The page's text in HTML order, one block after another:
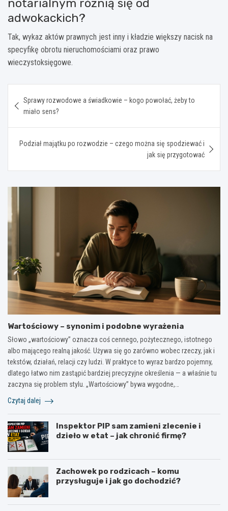
notarialnym różnią się od
adwokackich?
Tak, wykaz aktów prawnych jest inny i kładzie większy nacisk na
specyfikę obrotu nieruchomościami oraz prawo
wieczystoksięgowe.
wpisu
Sprawy rozwodowe a świadkowie – kogo powołać, żeby to
miało sens?
Podział majątku po rozwodzie – czego można się spodziewać i
jak się przygotować
Wartościowy – synonim i podobne wyrażenia
Słowo „wartościowy” oznacza coś cennego, pożytecznego, istotnego
albo mającego realną jakość. Używa się go zarówno wobec rzeczy, jak i
tekstów, działań, relacji czy ludzi. W praktyce to wyraz bardzo pojemny,
dlatego łatwo nim zastąpić bardziej precyzyjne określenia — a właśnie tu
zaczyna się problem stylu. „Wartościowy” bywa wygodne,…
Czytaj dalej
Inspektor PIP sam zamieni zlecenie i
dzieło w etat – jak chronić firmę?
Zachowek po rodzicach – komu
przysługuje i jak go dochodzić?